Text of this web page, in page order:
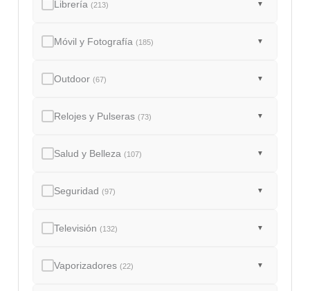
Librería(213) ▼
Móvil y Fotografía(185) ▼
Outdoor(67) ▼
Relojes y Pulseras(73) ▼
Salud y Belleza(107) ▼
Seguridad(97) ▼
Televisión(132) ▼
Vaporizadores(22) ▼